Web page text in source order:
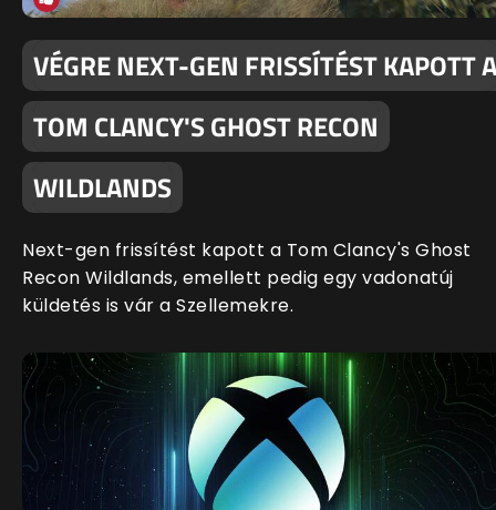
VÉGRE NEXT-GEN FRISSÍTÉST KAPOTT A
TOM CLANCY'S GHOST RECON
WILDLANDS
Next-gen frissítést kapott a Tom Clancy's Ghost
Recon Wildlands, emellett pedig egy vadonatúj
küldetés is vár a Szellemekre.